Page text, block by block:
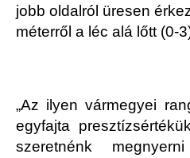
jobb oldalról üresen
méterről a léc alá lőtt (0-
„Az ilyen vármegyei
egyfajta
szeretnénk